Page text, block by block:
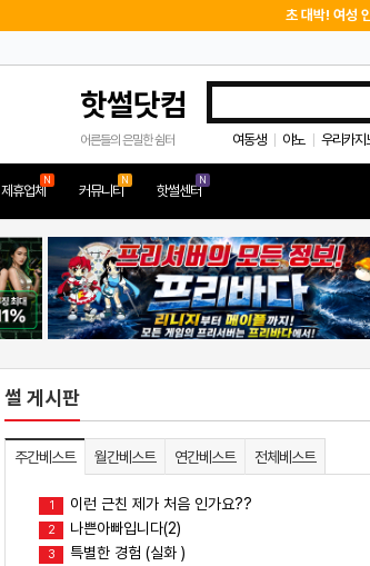
초 대박! 여성
핫썰닷컴
어른들의 은밀한 쉼터 여동생 야노 우리카지
제휴업체
N
커뮤니티
N
핫썰센터
N
썰 게시판
주간베스트 월간베스트 연간베스트 전체베스트
1 이런 근친 제가 처음 인가요??
2 나쁜아빠입니다(2)
3 특별한 경험 (실화 )